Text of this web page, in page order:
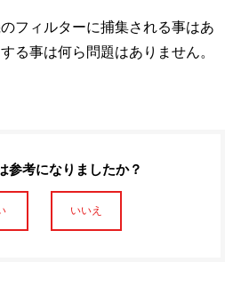
フィルターに捕集される事はあ
る事は何ら問題はありません。
参考になりましたか？
いいえ